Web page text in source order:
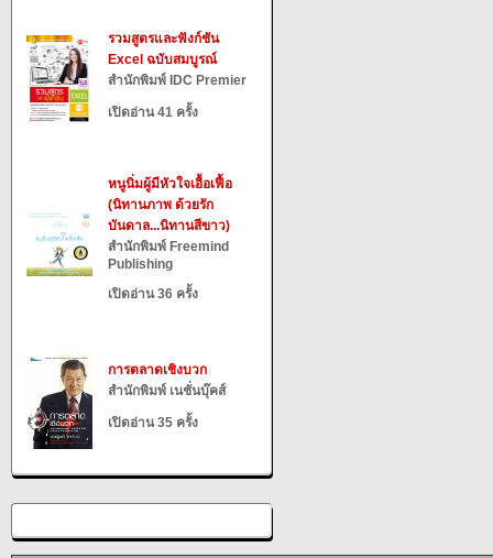
รวมสูตรและฟังก์ชัน
Excel ฉบับสมบูรณ์
สำนักพิมพ์ IDC Premier
เปิดอ่าน 41 ครั้ง
หนูนิ่มผู้มีหัวใจเอื้อเฟื้อ
(นิทานภาพ ด้วยรัก
บันดาล...นิทานสีขาว)
สำนักพิมพ์ Freemind
Publishing
เปิดอ่าน 36 ครั้ง
การตลาดเชิงบวก
สำนักพิมพ์ เนชั่นบุ๊คส์
เปิดอ่าน 35 ครั้ง